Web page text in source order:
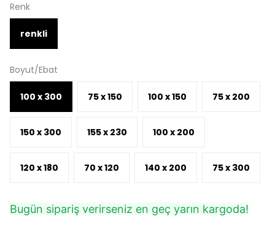
Renk
renkli
Boyut/Ebat
100 x 300 75 x 150 100 x 150 75 x 200
150 x 300 155 x 230 100 x 200
120 x 180 70 x 120 140 x 200 75 x 300
Bugün sipariş verirseniz en geç yarın kargoda!